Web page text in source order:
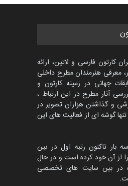
کارتون فارسی و لاتین، ارائه
معرفی هنرمندان مطرح داخلی
جهانی در زمینه کارتون و
آثار مطرح در این ارتباط ،
و گذاشتن هزاران تصویر در
گوشه ای از فعالیت های این
بار تاکنون رتبه اول در بین
آن خود کرده است و در حال
در بین سایت های تخصصی